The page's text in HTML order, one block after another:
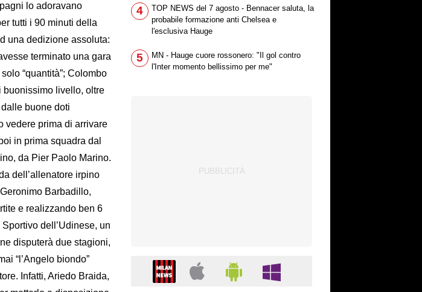
lo adoravano
tutti i 90 minuti della
una dedizione assoluta:
terminato una gara
“quantità”; Colombo
buonissimo livello, oltre
buone doti
vedere prima di arrivare
in prima squadra dal
da Pier Paolo Marino.
dell’allenatore irpino
Barbadillo,
e realizzando ben 6
dell’Udinese, un
disputerà due stagioni,
“l’Angelo biondo”
Infatti, Ariedo Braida,
4
TOP NEWS del 7 agosto - Bennacer saluta, la
probabile formazione anti Chelsea e
l'esclusiva Hauge
5
MN - Hauge cuore rossonero: "Il gol contro
l'Inter momento bellissimo per me"